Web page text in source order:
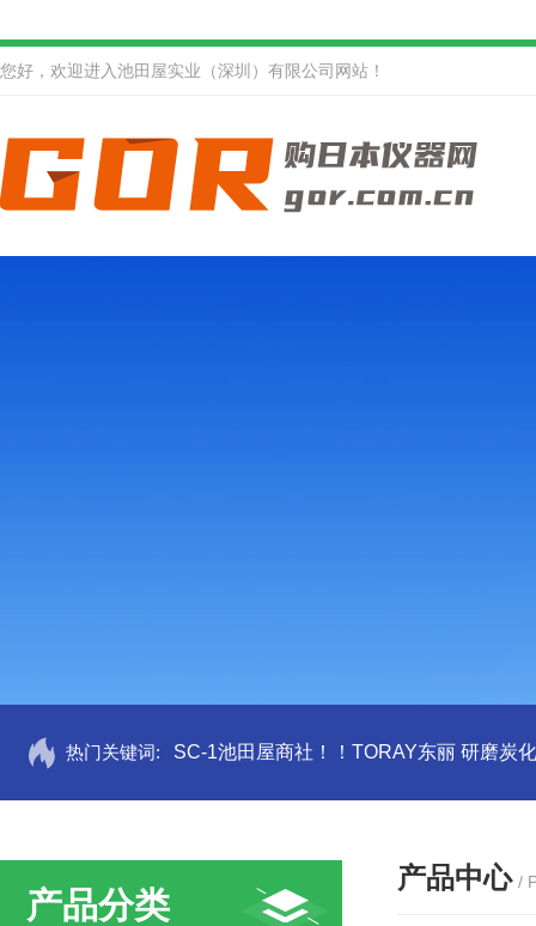
您好，欢迎进入池田屋实业（深圳）有限公司网站！
热门关键词: SC-1池田屋商社！！TORAY东丽 研磨炭
产品分类
产品中心 /